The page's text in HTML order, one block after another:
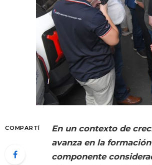
COMPARTÍ
En un contexto de
avanza en la
componente